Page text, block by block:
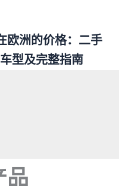
欧洲的价格：二手
型及完整指南
品